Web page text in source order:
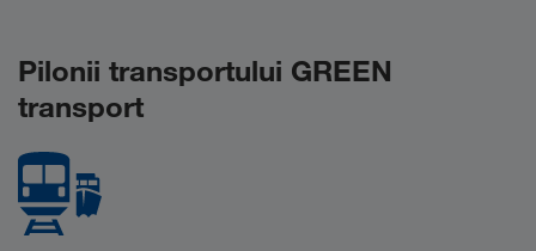
Pilonii transportului GREEN
transport